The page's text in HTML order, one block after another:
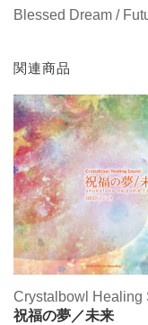
Blessed Dream /
関連商品
Crystalbowl Healing
祝福の夢／未来